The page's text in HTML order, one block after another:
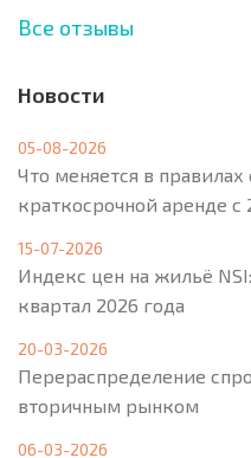
Все отзывы
Новости
05-08-2026
Что меняется в
краткосрочной аренде с
15-07-2026
Индекс цен на жильё
квартал 2026 года
20-03-2026
Перераспределение
вторичным рынком
06-03-2026